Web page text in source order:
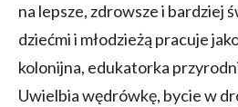
na lepsze, zdrowsze i bardziej
dziećmi i młodzieżą pracuje
kolonijna, edukatorka
Uwielbia wędrówkę, bycie w